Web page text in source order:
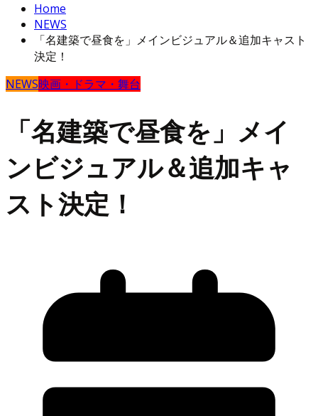
Home
NEWS
「名建築で昼食を」メインビジュアル＆追加キャスト
決定！
NEWS映画・ドラマ・舞台
「名建築で昼食を」メイ
ンビジュアル＆追加キャ
スト決定！